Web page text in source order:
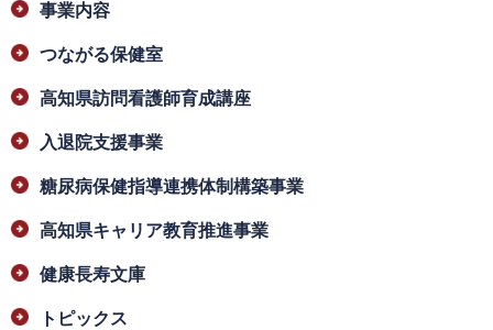
事業内容
つながる保健室
高知県訪問看護師育成講座
入退院支援事業
糖尿病保健指導連携体制構築事業
高知県キャリア教育推進事業
健康長寿文庫
トピックス